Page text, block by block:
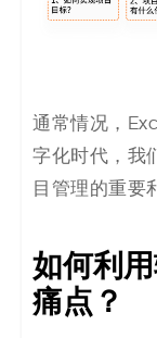
例
皮
书
通常情况，
字化时代，我
目管理的重要
如何利
痛点？